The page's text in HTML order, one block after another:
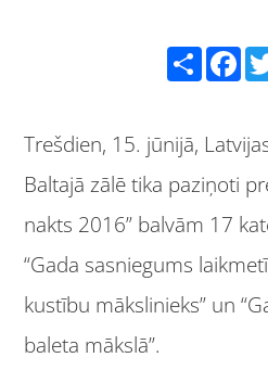
Facebook
Trešdien, 15. jūnijā,
Baltajā zālē tika paziņoti
nakts 2016” balvām 17
“Gada sasniegums
kustību mākslinieks” un
baleta mākslā”.